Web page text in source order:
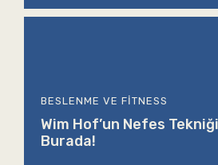
BESLENME VE FITNESS
Wim Hof’un Nefes
Burada!